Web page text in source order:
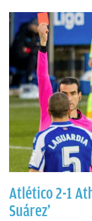
Atlético 2-1
Suárez’